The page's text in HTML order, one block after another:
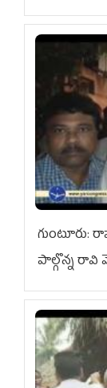
గుంటూరు:
పాల్గొన్న